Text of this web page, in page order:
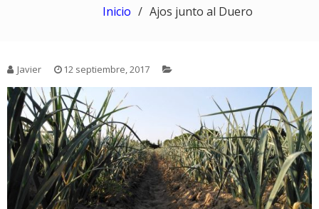
Inicio Ajos junto al Duero
Javier 12 septiembre, 2017